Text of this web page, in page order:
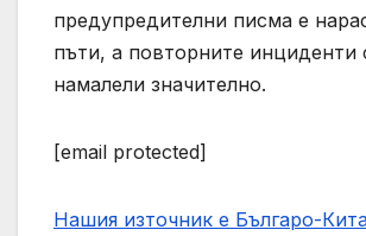
предупредителни писма е
пъти, а повторните инциденти
намалели значително.
[email protected]
Нашия източник е Българо-